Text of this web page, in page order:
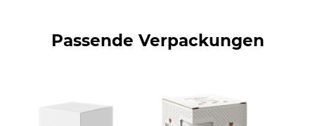
Passende Verpackungen